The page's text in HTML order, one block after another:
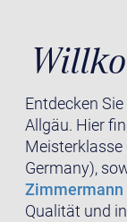
Entdecken
Allgäu. Hier
Meisterklasse
Germany),
Zimmermann
Qualität und